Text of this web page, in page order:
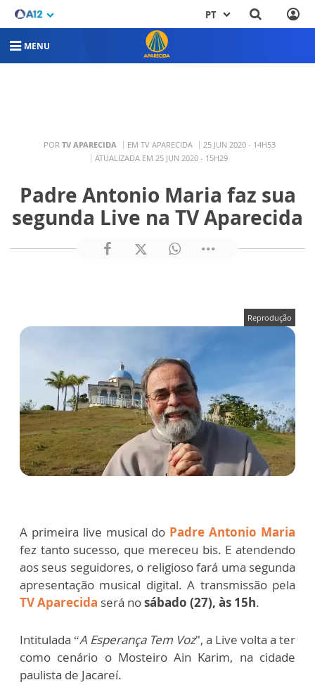
PT
MENU
POR TV APARECIDA EM TV APARECIDA
25 JUN 2020 - 14H53
ATUALIZADA EM 25 JUN 2020 - 15H29
Padre Antonio Maria faz sua
segunda Live na TV Aparecida
Reprodução
A primeira live musical do Padre Antonio Maria
fez tanto sucesso, que mereceu bis. E atendendo
aos seus seguidores, o religioso fará uma segunda
apresentação musical digital. A transmissão pela
TV Aparecida será nosábado (27), às 15h.
Intitulada “A Esperança Tem Voz", a Live volta a ter
como cenário o Mosteiro Ain Karim, na cidade
paulista de Jacareí.